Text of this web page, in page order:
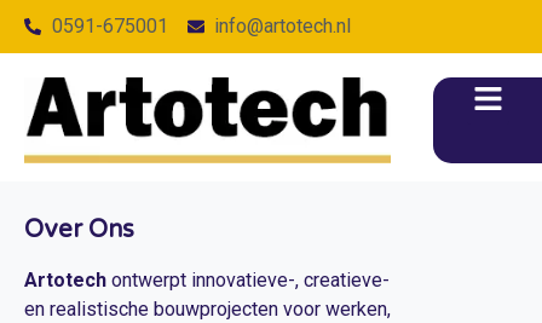
0591-675001 info@artotech.nl
Over Ons
Artotech ontwerpt innovatieve-, creatieve-
en realistische bouwprojecten voor werken,